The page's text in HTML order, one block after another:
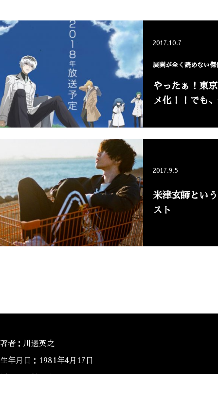
2017.10.7
展開が全く読めない
やったぁ！東
メ化！！でも
2017.9.5
米津玄師とい
スト
著者：川邊英之
生年月日：1981年4月17日